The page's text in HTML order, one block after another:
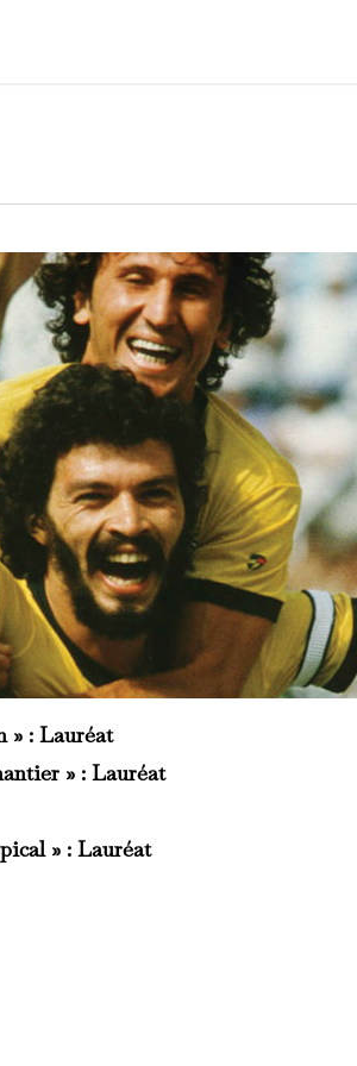
» : Lauréat
» : Lauréat
» : Lauréat